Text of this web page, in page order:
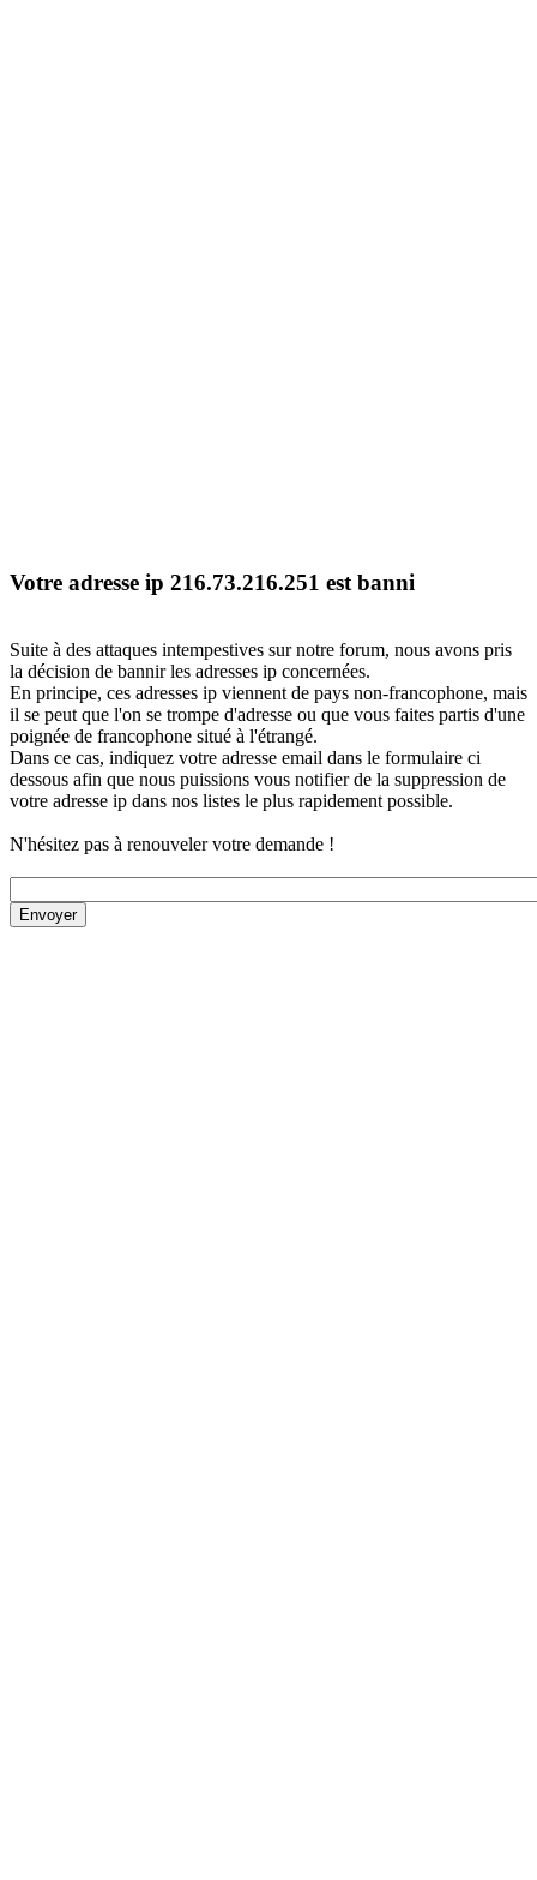
Votre adresse ip 216.73.216.251 est banni
Suite à des attaques intempestives sur notre forum, nous avons pris
la décision de bannir les adresses ip concernées.
En principe, ces adresses ip viennent de pays non-francophone, mais
il se peut que l'on se trompe d'adresse ou que vous faites partis d'une
poignée de francophone situé à l'étrangé.
Dans ce cas, indiquez votre adresse email dans le formulaire ci
dessous afin que nous puissions vous notifier de la suppression de
votre adresse ip dans nos listes le plus rapidement possible.
N'hésitez pas à renouveler votre demande !